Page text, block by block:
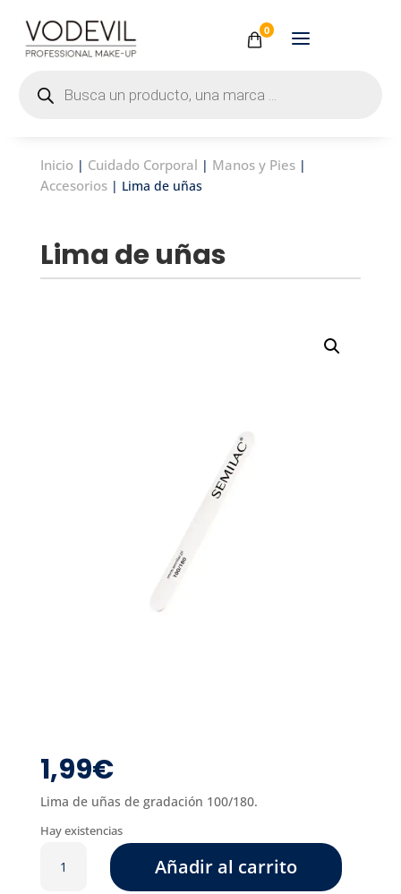
0
productos
Inicio| Cuidado Corporal | Manos y Pies|
Accesorios| Lima de uñas
Lima de uñas
1,99€
Lima de uñas de gradación 100/180.
Hay existencias
Añadir al carrito